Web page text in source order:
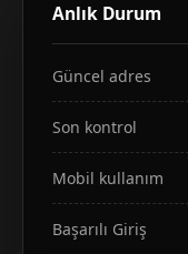
Anlık Durum
Güncel adres
Son kontrol
Mobil kullanım
Başarılı Giriş